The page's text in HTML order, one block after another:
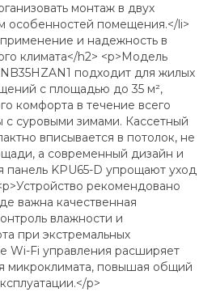
монтаж в двух
особенностей помещения.</li>
и надежность в
климата</h2> <p>Модель
подходит для жилых
с площадью до 35 м²,
комфорта в течение всего
с суровыми зимами. Кассетный
вписывается в потолок, не
а современный дизайн и
панель KPU65-D упрощают уход
рекомендовано
важна качественная
влажности и
при экстремальных
Wi-Fi управления расширяет
микроклимата, повышая общий
p>